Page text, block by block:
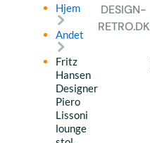
Hjem
Andet
Fritz
Hansen
Designer
Piero
Lissoni
lounge
DESIGN-
RETRO.DK